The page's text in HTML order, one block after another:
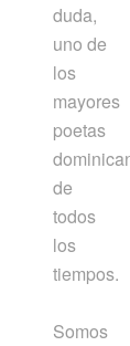
duda,
uno de
los
mayores
poetas
de
todos
los
tiempos.
Somos